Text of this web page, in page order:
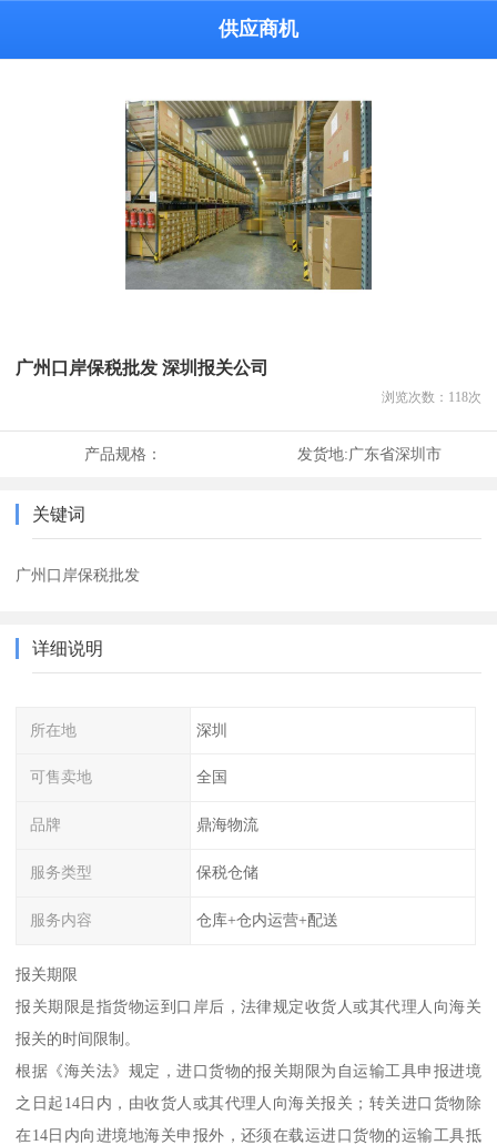
供应商机
广州口岸保税批发 深圳报关公司
浏览次数： 118次
产品规格： 发货地:广东省深圳市
关键词
广州口岸保税批发
详细说明
所在地 深圳
可售卖地 全国
品牌 鼎海物流
服务类型 保税仓储
服务内容 仓库+仓内运营+配送
报关期限
报关期限是指货物运到口岸后，法律规定收货人或其代理人向海关
报关的时间限制。
根据《海关法》规定，进口货物的报关期限为自运输工具申报进境
之日起14日内，由收货人或其代理人向海关报关；转关进口货物除
在14日内向进境地海关申报外，还须在载运进口货物的运输工具抵